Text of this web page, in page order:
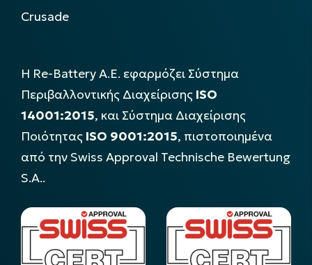
Crusade
Η Re-Battery Α.Ε. εφαρμόζει Σύστημα
Περιβαλλοντικής Διαχείρισης ISO
14001:2015, και Σύστημα Διαχείρισης
Ποιότητας ISO 9001:2015, πιστοποιημένα
από την Swiss Approval Technische Bewertung
S.A..